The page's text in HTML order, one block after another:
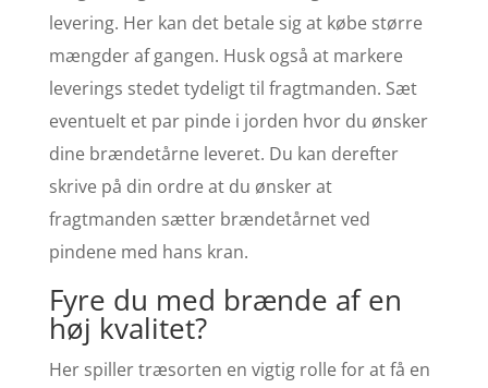
levering. Her kan det betale sig at købe større
mængder af gangen. Husk også at markere
leverings stedet tydeligt til fragtmanden. Sæt
eventuelt et par pinde i jorden hvor du ønsker
dine brændetårne leveret. Du kan derefter
skrive på din ordre at du ønsker at
fragtmanden sætter brændetårnet ved
pindene med hans kran.
Fyre du med brænde af en
høj kvalitet?
Her spiller træsorten en vigtig rolle for at få en